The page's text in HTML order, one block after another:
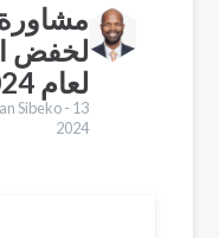
مشاورة
لخفض
لعام 2024 في أروشا ، تنزانيا
Sibeko -
2024